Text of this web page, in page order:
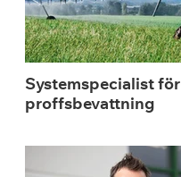
Systemspecialist för
proffsbevattning